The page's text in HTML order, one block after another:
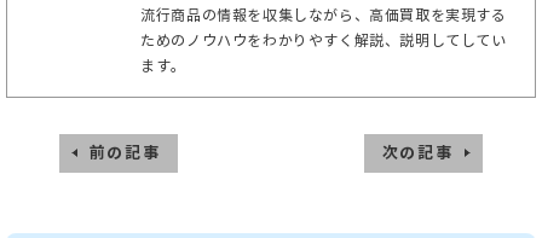
流行商品の情報を収集しながら、高価買取を実現する
ためのノウハウをわかりやすく解説、説明してしてい
ます。
前の記事 次の記事